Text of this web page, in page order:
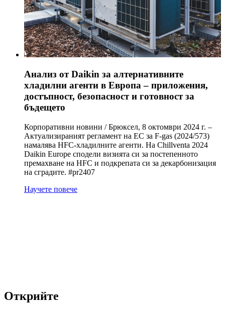
Анализ от Daikin за алтернативните
хладилни агенти в Европа – приложения,
достъпност, безопасност и готовност за
бъдещето
Корпоративни новини / Брюксел, 8 октомври 2024 г. –
Актуализираният регламент на ЕС за F-gas (2024/573)
намалява HFC-хладилните агенти. На Chillventa 2024
Daikin Europe сподели визията си за постепенното
премахване на HFC и подкрепата си за декарбонизация
на сградите. #pr2407
Научете повече
Открийте